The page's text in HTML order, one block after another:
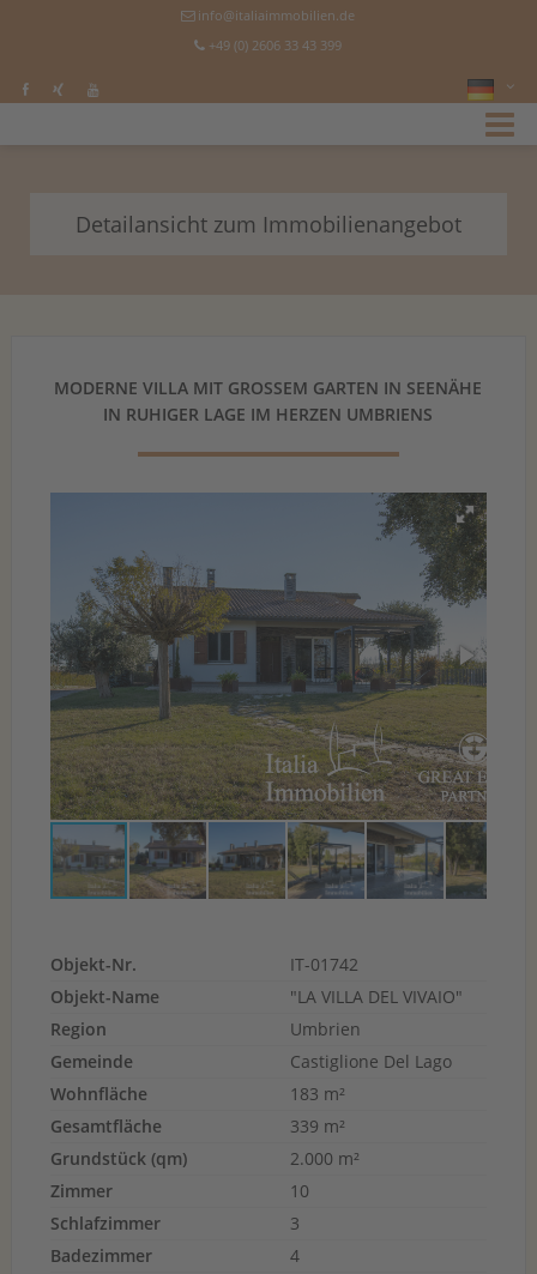
info@italiaimmobilien.de
+49 (0) 2606 33 43 399
Detailansicht zum Immobilienangebot
MODERNE VILLA MIT GROSSEM GARTEN IN SEENÄHE I
N RUHIGER LAGE IM HERZEN UMBRIENS
Objekt-Nr.
IT-01742
Objekt-Name
"LA VILLA DEL VIVAIO"
Region
Umbrien
Gemeinde
Castiglione Del Lago
Wohnfläche
183 m²
Gesamtfläche
339 m²
Grundstück (qm)
2.000 m²
Zimmer
10
Schlafzimmer
3
Badezimmer
4